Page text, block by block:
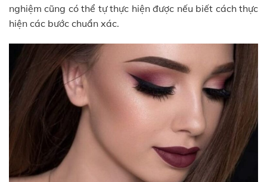
nghiệm cũng có thể tự thực hiện được nếu biết cách thực
hiện các bước chuẩn xác.